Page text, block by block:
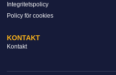
Integritetspolicy
Policy för cookies
KONTAKT
Kontakt